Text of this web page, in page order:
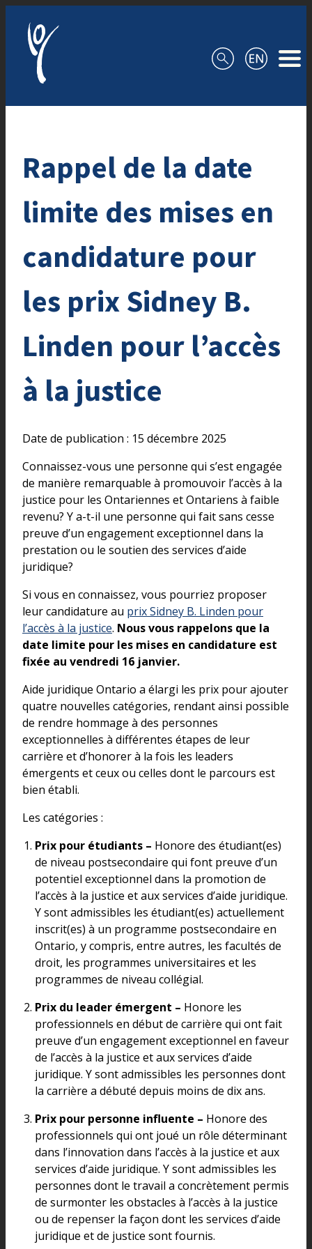
Rappel de la date
limite des mises en
candidature pour
les prix Sidney B.
Linden pour l’accès
à la justice
Date de publication : 15 décembre 2025
Connaissez-vous une personne qui s’est engagée
de manière remarquable à promouvoir l’accès à la
justice pour les Ontariennes et Ontariens à faible
revenu? Y a-t-il une personne qui fait sans cesse
preuve d’un engagement exceptionnel dans la
prestation ou le soutien des services d’aide
juridique?
Si vous en connaissez, vous pourriez proposer
leur candidature au prix Sidney B. Linden pour
l’accès à la justice. Nous vous rappelons que la
date limite pour les mises en candidature est
fixée au vendredi 16 janvier.
Aide juridique Ontario a élargi les prix pour ajouter
quatre nouvelles catégories, rendant ainsi possible
de rendre hommage à des personnes
exceptionnelles à différentes étapes de leur
carrière et d’honorer à la fois les leaders
émergents et ceux ou celles dont le parcours est
bien établi.
Les catégories :
Prix pour étudiants – Honore des étudiant(es)
de niveau postsecondaire qui font preuve d’un
potentiel exceptionnel dans la promotion de
l’accès à la justice et aux services d’aide juridique.
Y sont admissibles les étudiant(es) actuellement
inscrit(es) à un programme postsecondaire en
Ontario, y compris, entre autres, les facultés de
droit, les programmes universitaires et les
programmes de niveau collégial.
Prix du leader émergent – Honore les
professionnels en début de carrière qui ont fait
preuve d’un engagement exceptionnel en faveur
de l’accès à la justice et aux services d’aide
juridique. Y sont admissibles les personnes dont
la carrière a débuté depuis moins de dix ans.
Prix pour personne influente – Honore des
professionnels qui ont joué un rôle déterminant
dans l’innovation dans l’accès à la justice et aux
services d’aide juridique. Y sont admissibles les
personnes dont le travail a concrètement permis
de surmonter les obstacles à l’accès à la justice
ou de repenser la façon dont les services d’aide
juridique et de justice sont fournis.